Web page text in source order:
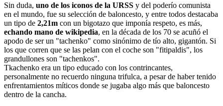
Sin duda, uno de los iconos de la URSS y del poderío comunista
en el mundo, fue su selección de baloncesto, y entre todos destacaba
un tipo de 2,21m con un bigotazo que imponía respeto, es más,
echando mano de wikipedia, en la década de los 70 se acuñó el
apodo de ser un "tachenko" como sinónimo de tío alto, gigantón. Si
los que corren que se las pelan con el coche son "fitipaldis", los
grandullones son "tachenkos".
Tkachenko era un tipo educado con los contrincantes,
personalmente no recuerdo ninguna trifulca, a pesar de haber tenido
enfrentamientos míticos donde se jugaba algo más que baloncesto
dentro de la cancha.